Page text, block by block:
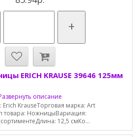
+
ERICH KRAUSE 39646 125мм
описание
KrauseТорговая марка: Art
товара: НожницыВариация:
12,5 смКо...